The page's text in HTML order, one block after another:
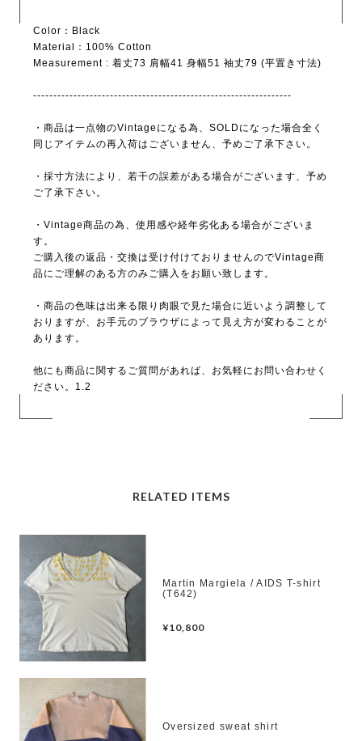
Color：Black
Material：100% Cotton
Measurement : 着丈73 肩幅41 身幅51 袖丈79 (平置き寸法)
----------------------------------------------------------------
・商品は一点物のVintageになる為、SOLDになった場合全く
同じアイテムの再入荷はございません、予めご了承下さい。
・採寸方法により、若干の誤差がある場合がございます、予め
ご了承下さい。
・Vintage商品の為、使用感や経年劣化ある場合がございま
す。
ご購入後の返品・交換は受け付けておりませんのでVintage商
品にご理解のある方のみご購入をお願い致します。
・商品の色味は出来る限り肉眼で見た場合に近いよう調整して
おりますが、お手元のブラウザによって見え方が変わることが
あります。
他にも商品に関するご質問があれば、お気軽にお問い合わせく
ださい。1.2
RELATED ITEMS
Martin Margiela / AIDS T-shirt
(T642)
¥10,800
Oversized sweat shirt